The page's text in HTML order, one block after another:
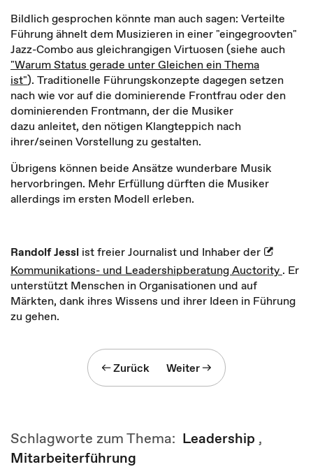
Bildlich gesprochen könnte man auch sagen: Verteilte
Führung ähnelt dem Musizieren in einer "eingegroovten"
Jazz-Combo aus gleichrangigen Virtuosen (siehe auch
"Warum Status gerade unter Gleichen ein Thema
ist"). Traditionelle Führungskonzepte dagegen setzen
nach wie vor auf die dominierende Frontfrau oder den
dominierenden Frontmann, der die Musiker
dazu anleitet, den nötigen Klangteppich nach
ihrer/seinen Vorstellung zu gestalten.
Übrigens können beide Ansätze wunderbare Musik
hervorbringen. Mehr Erfüllung dürften die Musiker
allerdings im ersten Modell erleben.
Randolf Jessl ist freier Journalist und Inhaber der
Kommunikations- und Leadershipberatung Auctority . Er
unterstützt Menschen in Organisationen und auf
Märkten, dank ihres Wissens und ihrer Ideen in Führung
zu gehen.
Zurück Weiter
Schlagworte zum Thema: Leadership ,
Mitarbeiterführung